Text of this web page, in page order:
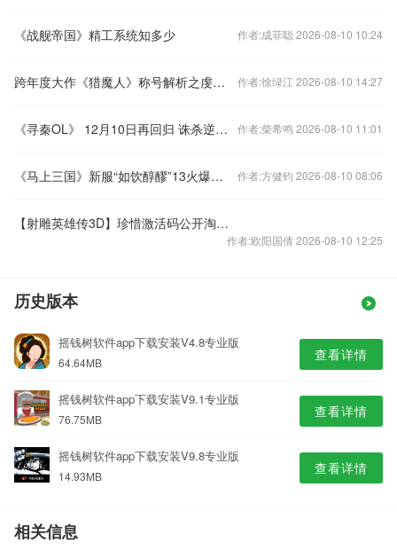
《战舰帝国》精工系统知多少 作者:成菲聪 2026-08-10 10:24
跨年度大作《猎魔人》称号解析之虔诚的信徒 作者:徐绿江 2026-08-10 14:27
《寻秦OL》 12月10日再回归 诛杀逆天魔龙 作者:柴希鸣 2026-08-10 11:01
《马上三国》新服“如饮醇醪”13火爆开启! 作者:方健钧 2026-08-10 08:06
【射雕英雄传3D】珍惜激活码公开淘号公告
作者:欧阳国倩 2026-08-10 12:25
历史版本
摇钱树软件app下载安装V4.8专业版
64.64MB 查看详情
摇钱树软件app下载安装V9.1专业版
76.75MB 查看详情
摇钱树软件app下载安装V9.8专业版
14.93MB 查看详情
相关信息